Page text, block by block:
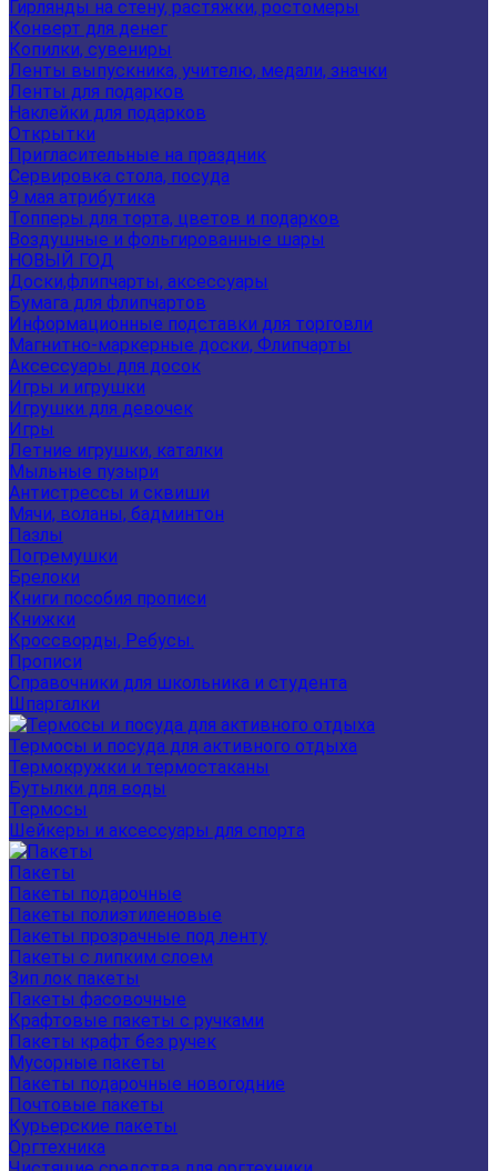
Гирлянды на стену, растяжки, ростомеры
Конверт для денег
Копилки, сувениры
Ленты выпускника, учителю, медали, значки
Ленты для подарков
Наклейки для подарков
Открытки
Пригласительные на праздник
Сервировка стола, посуда
9 мая атрибутика
Топперы для торта, цветов и подарков
Воздушные и фольгированные шары
НОВЫЙ ГОД
Доски,флипчарты, аксессуары
Бумага для флипчартов
Информационные подставки для торговли
Магнитно-маркерные доски, Флипчарты
Аксессуары для досок
Игры и игрушки
Игрушки для девочек
Игры
Летние игрушки, каталки
Мыльные пузыри
Антистрессы и сквиши
Мячи, воланы, бадминтон
Пазлы
Погремушки
Брелоки
Книги пособия прописи
Книжки
Кроссворды, Ребусы.
Прописи
Справочники для школьника и студента
Шпаргалки
Термосы и посуда для активного отдыха
Термокружки и термостаканы
Бутылки для воды
Термосы
Шейкеры и аксессуары для спорта
Пакеты
Пакеты подарочные
Пакеты полиэтиленовые
Пакеты прозрачные под ленту
Пакеты с липким слоем
Зип лок пакеты
Пакеты фасовочные
Крафтовые пакеты с ручками
Пакеты крафт без ручек
Мусорные пакеты
Пакеты подарочные новогодние
Почтовые пакеты
Курьерские пакеты
Оргтехника